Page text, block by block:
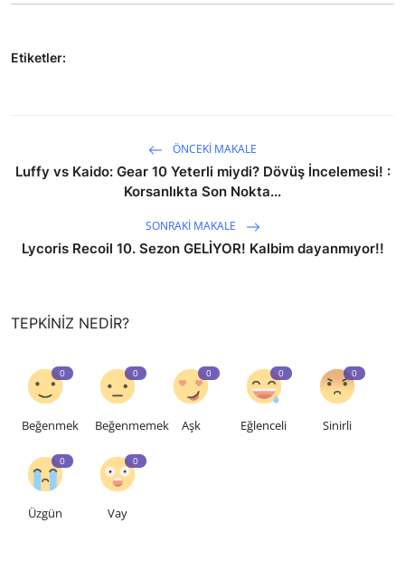
Etiketler:
ÖNCEKI MAKALE
Luffy vs Kaido: Gear 10 Yeterli miydi? Dövüş İncelemesi! :
Korsanlıkta Son Nokta...
SONRAKI MAKALE
Lycoris Recoil 10. Sezon GELİYOR! Kalbim dayanmıyor!!
TEPKINIZ NEDIR?
0
Beğenmek
0
Beğenmemek
0
Aşk
0
Eğlenceli
0
Sinirli
0
Üzgün
0
Vay